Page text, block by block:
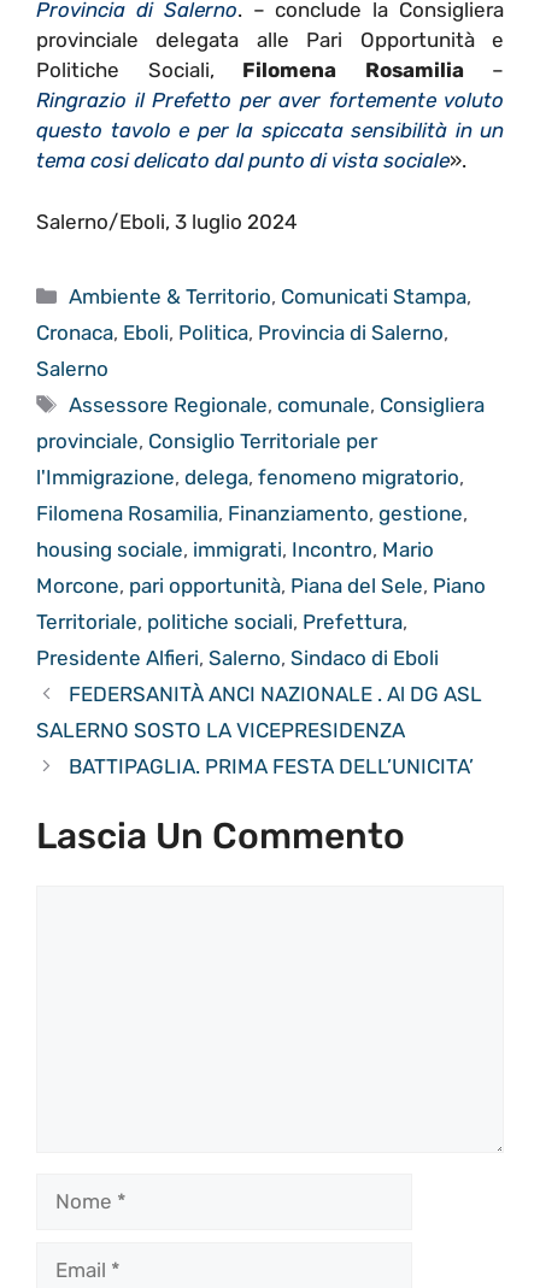
Provincia di Salerno. – conclude la Consigliera
provinciale delegata alle Pari Opportunità e
Politiche Sociali, Filomena Rosamilia–
Ringrazio il Prefetto per aver fortemente voluto
questo tavolo e per la spiccata sensibilità in un
tema cosi delicato dal punto di vista sociale».
Salerno/Eboli, 3 luglio 2024
Categorie
Ambiente & Territorio, Comunicati Stampa,
Cronaca, Eboli, Politica, Provincia di Salerno,
Salerno
Tag
Assessore Regionale,comunale, Consigliera
provinciale, Consiglio Territoriale per
l'Immigrazione, delega, fenomeno migratorio,
Filomena Rosamilia, Finanziamento, gestione,
housing sociale, immigrati, Incontro, Mario
Morcone, pari opportunità, Piana del Sele, Piano
Territoriale, politiche sociali, Prefettura,
Presidente Alfieri, Salerno, Sindaco di Eboli
FEDERSANITÀ ANCI NAZIONALE . Al DG ASL
SALERNO SOSTO LA VICEPRESIDENZA
BATTIPAGLIA. PRIMA FESTA DELL’UNICITA’
Lascia Un Commento